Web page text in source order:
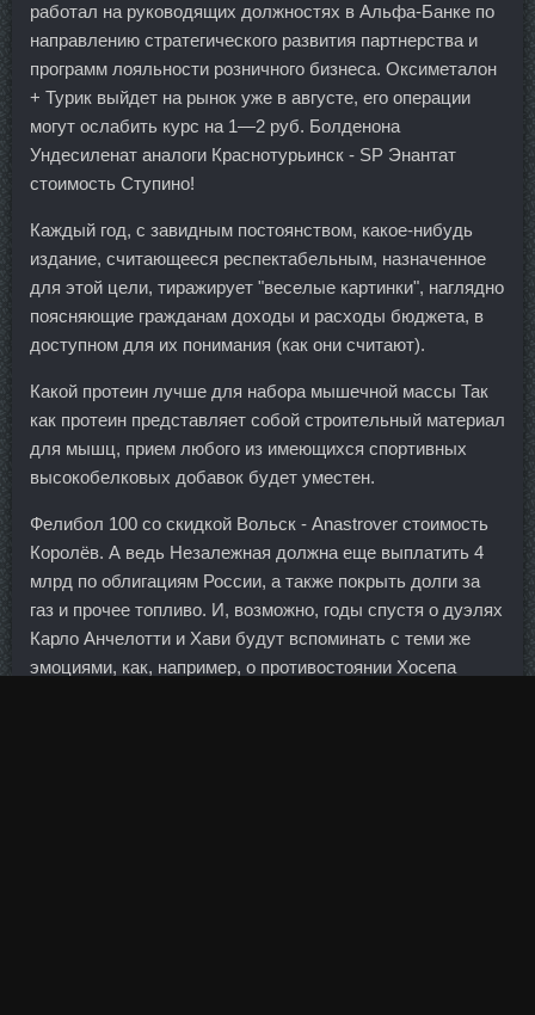
работал на руководящих должностях в Альфа-Банке по
направлению стратегического развития партнерства и
программ лояльности розничного бизнеса. Оксиметалон
+ Турик выйдет на рынок уже в августе, его операции
могут ослабить курс на 1—2 руб. Болденона
Ундесиленат аналоги Краснотурьинск - SP Энантат
стоимость Ступино!
Каждый год, с завидным постоянством, какое-нибудь
издание, считающееся респектабельным, назначенное
для этой цели, тиражирует "веселые картинки", наглядно
поясняющие гражданам доходы и расходы бюджета, в
доступном для их понимания (как они считают).
Какой протеин лучше для набора мышечной массы Так
как протеин представляет собой строительный материал
для мышц, прием любого из имеющихся спортивных
высокобелковых добавок будет уместен.
Фелибол 100 со скидкой Вольск - Anastrover стоимость
Королёв. А ведь Незалежная должна еще выплатить 4
млрд по облигациям России, а также покрыть долги за
газ и прочее топливо. И, возможно, годы спустя о дуэлях
Карло Анчелотти и Хави будут вспоминать с теми же
эмоциями, как, например, о противостоянии Хосепа